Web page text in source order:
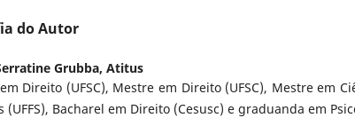
do Autor
Grubba, Atitus
Direito (UFSC), Mestre em Direito (UFSC), Mestre em
(UFFS), Bacharel em Direito (Cesusc) e graduanda em